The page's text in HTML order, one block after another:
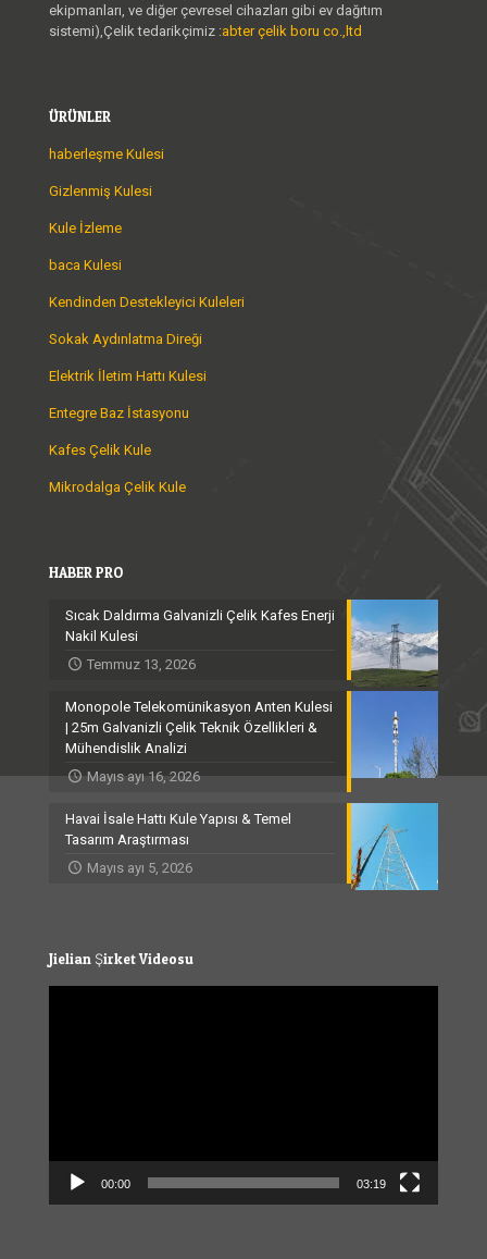
ekipmanları, ve diğer çevresel cihazları gibi ev dağıtım
sistemi),Çelik tedarikçimiz :abter çelik boru co.,ltd
ÜRÜNLER
haberleşme Kulesi
Gizlenmiş Kulesi
Kule İzleme
baca Kulesi
Kendinden Destekleyici Kuleleri
Sokak Aydınlatma Direği
Elektrik İletim Hattı Kulesi
Entegre Baz İstasyonu
Kafes Çelik Kule
Mikrodalga Çelik Kule
HABER PRO
Sıcak Daldırma Galvanizli Çelik Kafes Enerji
Nakil Kulesi
Temmuz 13, 2026
Monopole Telekomünikasyon Anten Kulesi
| 25m Galvanizli Çelik Teknik Özellikleri &
Mühendislik Analizi
Mayıs ayı 16, 2026
Havai İsale Hattı Kule Yapısı & Temel
Tasarım Araştırması
Mayıs ayı 5, 2026
Jielian Şirket Videosu
00:00 03:19